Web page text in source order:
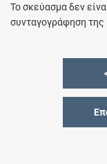
Το σκεύασμα δεν
συνταγογράφηση